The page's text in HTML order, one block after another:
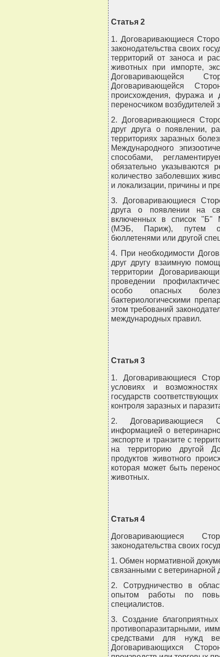
Статья 2
1. Договаривающиеся
законодательства своих
территорий от заноса и
животных при импорте,
Договаривающейся
Договаривающейся
происхождения, фуража и
переносчиком
2. Договаривающиеся
друг друга о появлении,
территориях заразных
Международного
способами,
обязательно указываются
количество заболевших
и локализации, причины и
3. Договаривающиеся
друга о появлении на
включенных в список "Б"
(МЭБ, Париж), путем
бюллетенями или другой
4. При необходимости
друг другу взаимную
территории
проведении
особо опасных
бактериологическими
этом требований
международных правил.
Статья 3
1. Договаривающиеся
условиях и
государств
контроля заразных и
2. Договаривающиеся
информацией о
экспорте и транзите с
на территорию другой
продуктов животного
которая может быть
животных.
Статья 4
Договаривающиеся
законодательства своих
1. Обмен нормативной
связанными с ветеринарной
2. Сотрудничество в
опытом работы по
специалистов.
3. Создание
противопаразитарными,
средствами для нужд
Договаривающихся